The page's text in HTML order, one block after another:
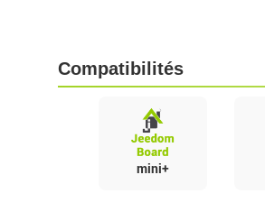
Compatibilités
mini+